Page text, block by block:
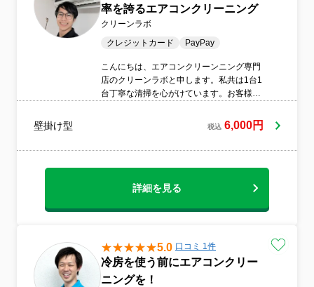
率を誇るエアコンクリーニング
クリーンラボ
クレジットカード
PayPay
こんにちは、エアコンクリーンニング専門
店のクリーンラボと申します。私共は1台1
台丁寧な清掃を心がけています。お客様が
えられるように日々情報をアップデートし
ています。徹底した技術研修を受けたプロ
は、環境に優しい成分で作られています。
けています。基本のエアコン清掃に加え、
グ、室外機の洗浄、ドレンホース清掃など
のオプションも選択可能です。特にカビが
気になる季節には抗菌コーティングが人気
です。高いコストパフォーマンスを意識し
壁掛け型 税込 6,000円
詳細を見る
5.0 口コミ 1件
冷房を使う前にエアコンクリー
ニングを！